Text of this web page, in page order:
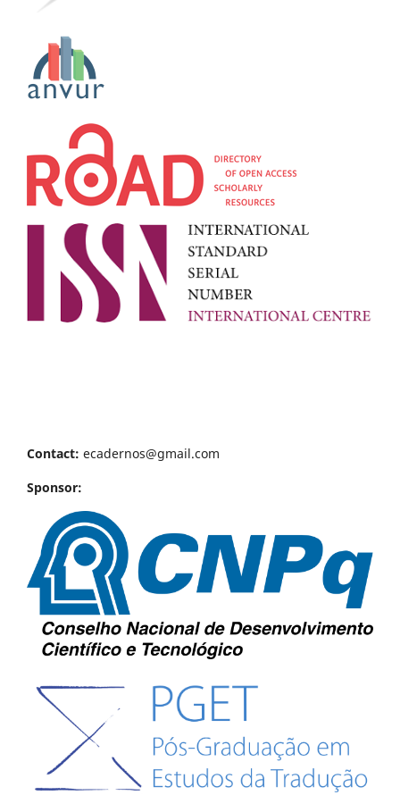
Contact: ecadernos@gmail.com
Sponsor: